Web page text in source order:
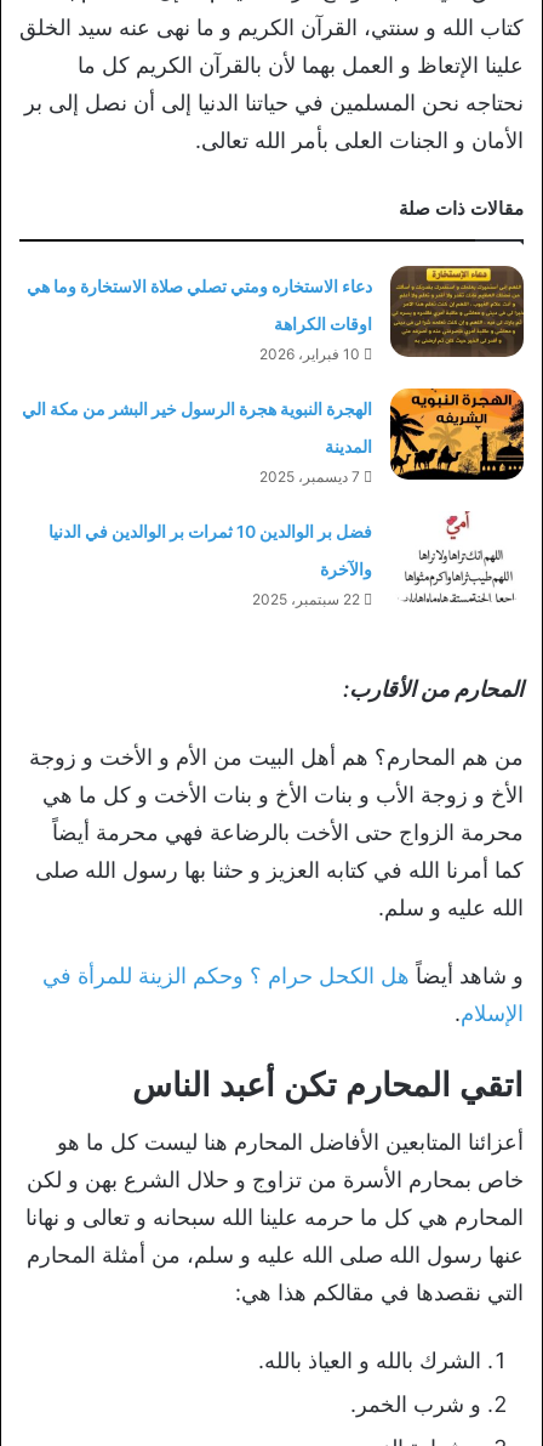
كتاب الله و سنتي، القرآن الكريم و ما نهى عنه سيد الخلق
علينا الإتعاظ و العمل بهما لأن بالقرآن الكريم كل ما
نحتاجه نحن المسلمين في حياتنا الدنيا إلى أن نصل إلى بر
الأمان و الجنات العلى بأمر الله تعالى.
مقالات ذات صلة
دعاء الاستخاره ومتي تصلي صلاة الاستخارة وما هي
اوقات الكراهة
10 فبراير، 2026
الهجرة النبوية هجرة الرسول خير البشر من مكة الي
المدينة
7 ديسمبر، 2025
فضل بر الوالدين 10 ثمرات بر الوالدين في الدنيا
والآخرة
22 سبتمبر، 2025
المحارم من الأقارب:
من هم المحارم؟ هم أهل البيت من الأم و الأخت و زوجة
الأخ و زوجة الأب و بنات الأخ و بنات الأخت و كل ما هي
محرمة الزواج حتى الأخت بالرضاعة فهي محرمة أيضاً
كما أمرنا الله في كتابه العزيز و حثنا بها رسول الله صلى
الله عليه و سلم.
و شاهد أيضاً هل الكحل حرام ؟ وحكم الزينة للمرأة في
الإسلام.
اتقي المحارم تكن أعبد الناس
أعزائنا المتابعين الأفاضل المحارم هنا ليست كل ما هو
خاص بمحارم الأسرة من تزاوج و حلال الشرع بهن و لكن
المحارم هي كل ما حرمه علينا الله سبحانه و تعالى و نهانا
عنها رسول الله صلى الله عليه و سلم، من أمثلة المحارم
التي نقصدها في مقالكم هذا هي:
الشرك بالله و العياذ بالله.
و شرب الخمر.